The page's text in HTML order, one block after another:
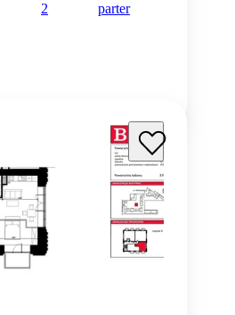
2
parter